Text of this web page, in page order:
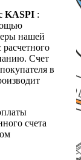
KASPI :
нашей
Счет
в
счета